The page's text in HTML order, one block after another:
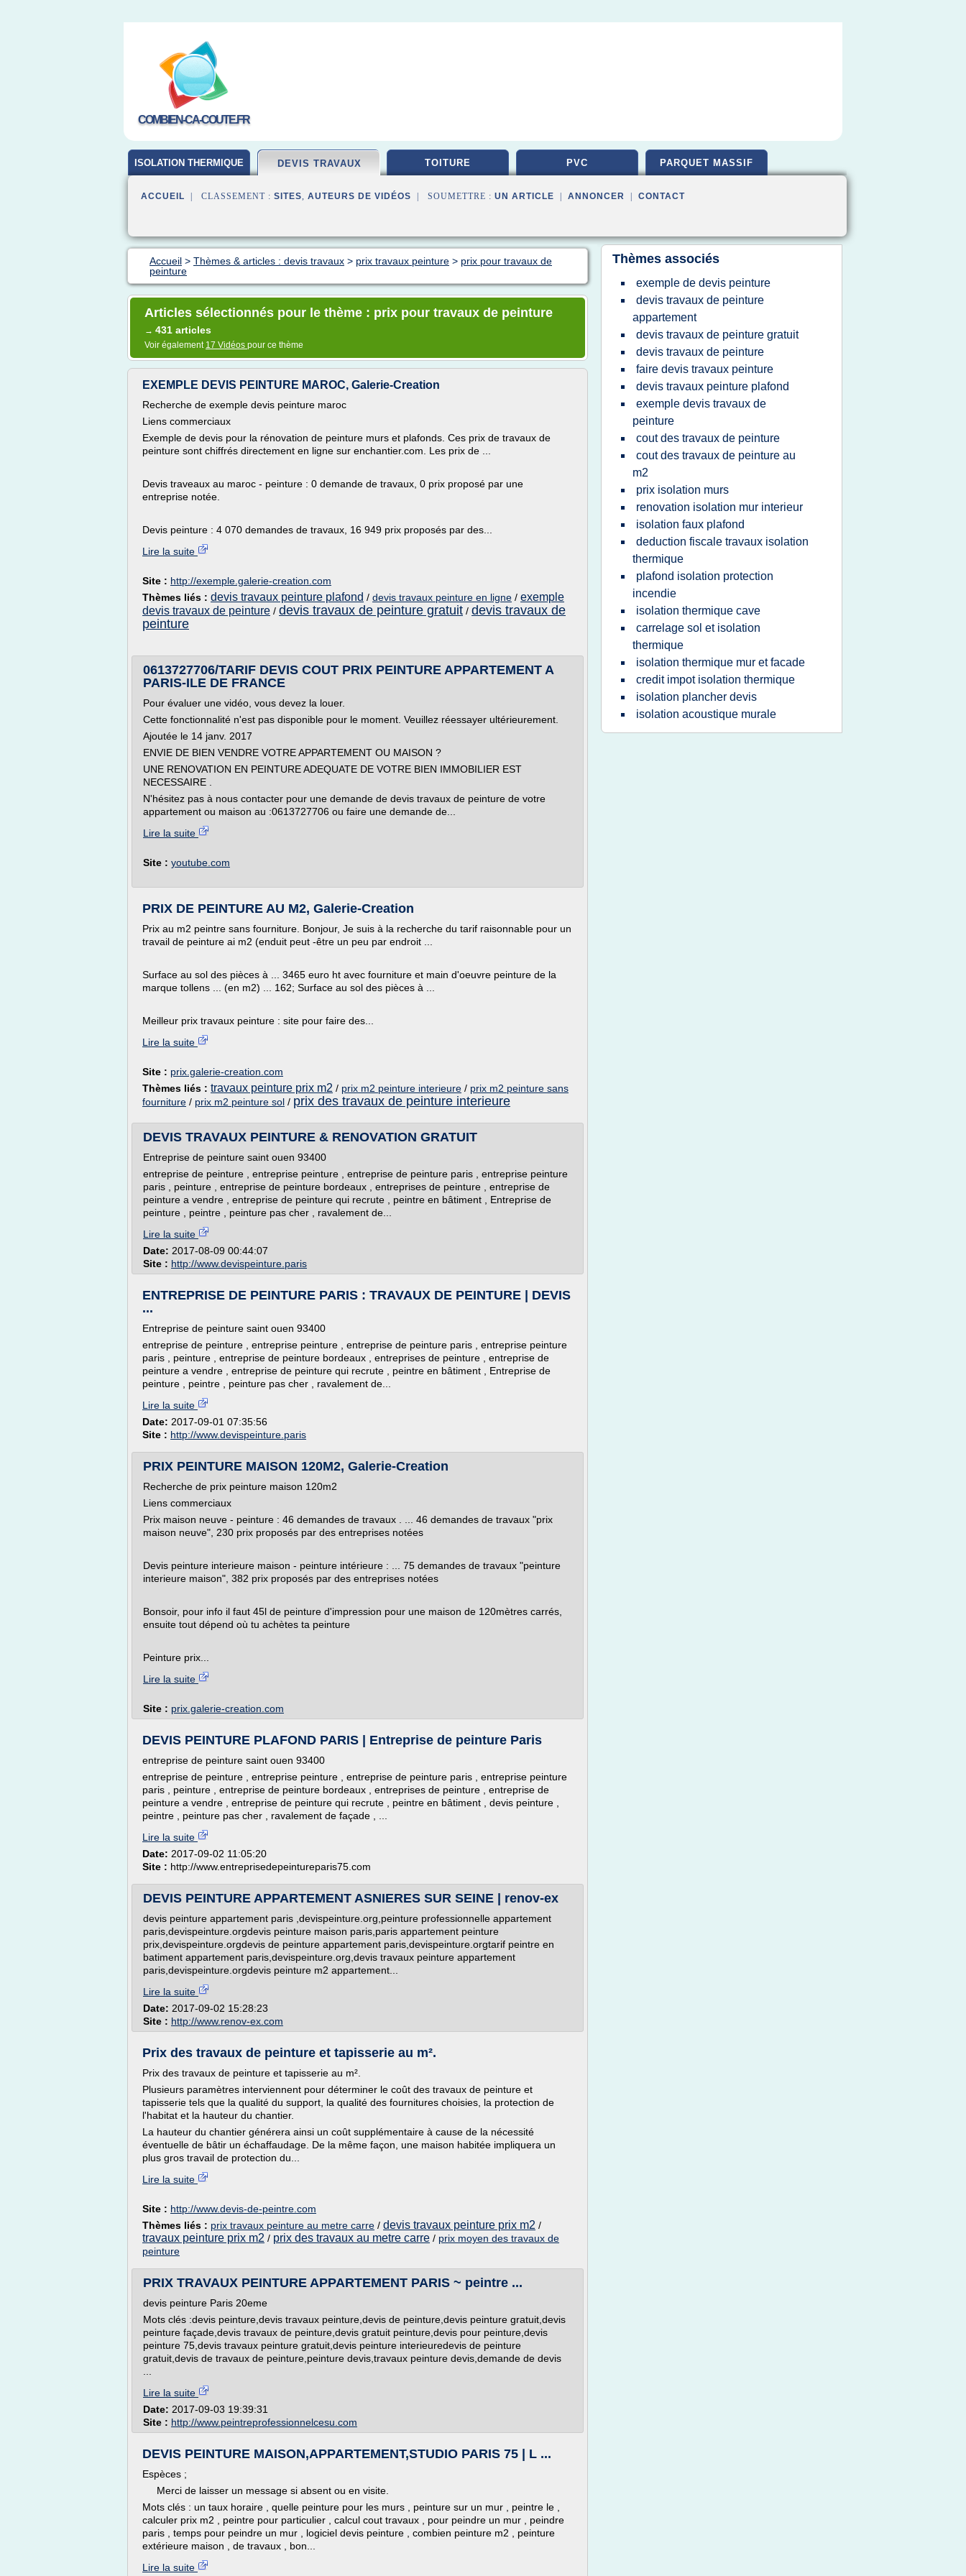
COMBIEN-CA-COUTE.FR
ISOLATION THERMIQUE DEVIS TRAVAUX TOITURE PVC PARQUET MASSIF
ACCUEIL | CLASSEMENT : SITES, AUTEURS DE VIDÉOS | SOUMETTRE : UN ARTICLE ANNONCER CONTACT
Accueil > Thèmes & articles : devis travaux > prix travaux peinture > prix pour travaux de
peinture
Articles sélectionnés pour le thème : prix pour travaux de peinture
→ 431 articles
Voir également 17 Vidéos pour ce thème
EXEMPLE DEVIS PEINTURE MAROC, Galerie-Creation
Recherche de exemple devis peinture maroc
Liens commerciaux
Exemple de devis pour la rénovation de peinture murs et plafonds. Ces prix de travaux de
peinture sont chiffrés directement en ligne sur enchantier.com. Les prix de ...
Devis traveaux au maroc - peinture : 0 demande de travaux, 0 prix proposé par une
entreprise notée.
Devis peinture : 4 070 demandes de travaux, 16 949 prix proposés par des...
Lire la suite
Site : http://exemple.galerie-creation.com
Thèmes liés : devis travaux peinture plafond / devis travaux peinture en ligne / exemple
devis travaux de peinture / devis travaux de peinture gratuit / devis travaux de
peinture
0613727706/TARIF DEVIS COUT PRIX PEINTURE APPARTEMENT A
PARIS-ILE DE FRANCE
Pour évaluer une vidéo, vous devez la louer.
Cette fonctionnalité n'est pas disponible pour le moment. Veuillez réessayer ultérieurement.
Ajoutée le 14 janv. 2017
ENVIE DE BIEN VENDRE VOTRE APPARTEMENT OU MAISON ?
UNE RENOVATION EN PEINTURE ADEQUATE DE VOTRE BIEN IMMOBILIER EST
NECESSAIRE .
N'hésitez pas à nous contacter pour une demande de devis travaux de peinture de votre
appartement ou maison au :0613727706 ou faire une demande de...
Lire la suite
Site : youtube.com
PRIX DE PEINTURE AU M2, Galerie-Creation
Prix au m2 peintre sans fourniture. Bonjour, Je suis à la recherche du tarif raisonnable pour un
travail de peinture ai m2 (enduit peut -être un peu par endroit ...
Surface au sol des pièces à ... 3465 euro ht avec fourniture et main d'oeuvre peinture de la
marque tollens ... (en m2) ... 162; Surface au sol des pièces à ...
Meilleur prix travaux peinture : site pour faire des...
Lire la suite
Site : prix.galerie-creation.com
Thèmes liés : travaux peinture prix m2 / prix m2 peinture interieure / prix m2 peinture sans
fourniture / prix m2 peinture sol / prix des travaux de peinture interieure
DEVIS TRAVAUX PEINTURE & RENOVATION GRATUIT
Entreprise de peinture saint ouen 93400
entreprise de peinture , entreprise peinture , entreprise de peinture paris , entreprise peinture
paris , peinture , entreprise de peinture bordeaux , entreprises de peinture , entreprise de
peinture a vendre , entreprise de peinture qui recrute , peintre en bâtiment , Entreprise de
peinture , peintre , peinture pas cher , ravalement de...
Lire la suite
Date: 2017-08-09 00:44:07
Site : http://www.devispeinture.paris
ENTREPRISE DE PEINTURE PARIS : TRAVAUX DE PEINTURE | DEVIS
...
Entreprise de peinture saint ouen 93400
entreprise de peinture , entreprise peinture , entreprise de peinture paris , entreprise peinture
paris , peinture , entreprise de peinture bordeaux , entreprises de peinture , entreprise de
peinture a vendre , entreprise de peinture qui recrute , peintre en bâtiment , Entreprise de
peinture , peintre , peinture pas cher , ravalement de...
Lire la suite
Date: 2017-09-01 07:35:56
Site : http://www.devispeinture.paris
PRIX PEINTURE MAISON 120M2, Galerie-Creation
Recherche de prix peinture maison 120m2
Liens commerciaux
Prix maison neuve - peinture : 46 demandes de travaux . ... 46 demandes de travaux "prix
maison neuve", 230 prix proposés par des entreprises notées
Devis peinture interieure maison - peinture intérieure : ... 75 demandes de travaux "peinture
interieure maison", 382 prix proposés par des entreprises notées
Bonsoir, pour info il faut 45l de peinture d'impression pour une maison de 120mètres carrés,
ensuite tout dépend où tu achètes ta peinture
Peinture prix...
Lire la suite
Site : prix.galerie-creation.com
DEVIS PEINTURE PLAFOND PARIS | Entreprise de peinture Paris
entreprise de peinture saint ouen 93400
entreprise de peinture , entreprise peinture , entreprise de peinture paris , entreprise peinture
paris , peinture , entreprise de peinture bordeaux , entreprises de peinture , entreprise de
peinture a vendre , entreprise de peinture qui recrute , peintre en bâtiment , devis peinture ,
peintre , peinture pas cher , ravalement de façade , ...
Lire la suite
Date: 2017-09-02 11:05:20
Site : http://www.entreprisedepeintureparis75.com
DEVIS PEINTURE APPARTEMENT ASNIERES SUR SEINE | renov-ex
devis peinture appartement paris ,devispeinture.org,peinture professionnelle appartement
paris,devispeinture.orgdevis peinture maison paris,paris appartement peinture
prix,devispeinture.orgdevis de peinture appartement paris,devispeinture.orgtarif peintre en
batiment appartement paris,devispeinture.org,devis travaux peinture appartement
paris,devispeinture.orgdevis peinture m2 appartement...
Lire la suite
Date: 2017-09-02 15:28:23
Site : http://www.renov-ex.com
Prix des travaux de peinture et tapisserie au m².
Prix des travaux de peinture et tapisserie au m².
Plusieurs paramètres interviennent pour déterminer le coût des travaux de peinture et
tapisserie tels que la qualité du support, la qualité des fournitures choisies, la protection de
l'habitat et la hauteur du chantier.
La hauteur du chantier générera ainsi un coût supplémentaire à cause de la nécessité
éventuelle de bâtir un échaffaudage. De la même façon, une maison habitée impliquera un
plus gros travail de protection du...
Lire la suite
Site : http://www.devis-de-peintre.com
Thèmes liés : prix travaux peinture au metre carre / devis travaux peinture prix m2 /
travaux peinture prix m2 / prix des travaux au metre carre / prix moyen des travaux de
peinture
PRIX TRAVAUX PEINTURE APPARTEMENT PARIS ~ peintre ...
devis peinture Paris 20eme
Mots clés :devis peinture,devis travaux peinture,devis de peinture,devis peinture gratuit,devis
peinture façade,devis travaux de peinture,devis gratuit peinture,devis pour peinture,devis
peinture 75,devis travaux peinture gratuit,devis peinture interieuredevis de peinture
gratuit,devis de travaux de peinture,peinture devis,travaux peinture devis,demande de devis
Lire la suite
Date: 2017-09-03 19:39:31
Site : http://www.peintreprofessionnelcesu.com
DEVIS PEINTURE MAISON,APPARTEMENT,STUDIO PARIS 75 | L ...
Espèces ;
Merci de laisser un message si absent ou en visite.
Mots clés : un taux horaire , quelle peinture pour les murs , peinture sur un mur , peintre le ,
calculer prix m2 , peintre pour particulier , calcul cout travaux , pour peindre un mur , peindre
paris , temps pour peindre un mur , logiciel devis peinture , combien peinture m2 , peinture
extérieure maison , de travaux , bon...
Lire la suite
Thèmes associés
exemple de devis peinture
devis travaux de peinture
appartement
devis travaux de peinture gratuit
devis travaux de peinture
faire devis travaux peinture
devis travaux peinture plafond
exemple devis travaux de
peinture
cout des travaux de peinture
cout des travaux de peinture au
m2
prix isolation murs
renovation isolation mur interieur
isolation faux plafond
deduction fiscale travaux isolation
thermique
plafond isolation protection
incendie
isolation thermique cave
carrelage sol et isolation
thermique
isolation thermique mur et facade
credit impot isolation thermique
isolation plancher devis
isolation acoustique murale